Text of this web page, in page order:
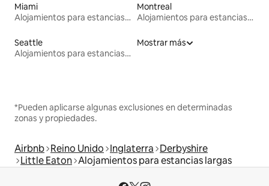
Miami
Alojamientos para estancias largas
Montreal
Alojamientos para estancias largas
Seattle
Alojamientos para estancias largas
Mostrar más
*Pueden aplicarse algunas exclusiones en determinadas
zonas y propiedades.
Airbnb Reino Unido Inglaterra Derbyshire
Little Eaton Alojamientos para estancias largas